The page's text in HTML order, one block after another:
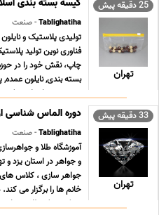
25 دقیقه پیش
تهران
Tablighatiha- صنعت
تولیدی پلاستیک و نایلون
فناوری نوین تولید
چاپ، نقش خود را در
بسته بندی, نایلون
بندی زیپ دار,
33 دقیقه پیش
تهران
دوره الماس شناسی
Tablighatiha- صنعت
و جواهر در استان یزد و
جواهر سازى ، کلاس هاى
خانم ها را برگزار می
مدرک دیپلم طلا و